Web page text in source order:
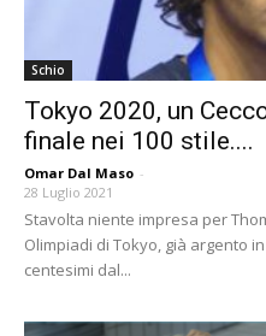
Schio
Tokyo 2020, un
finale nei 100 stile....
Omar Dal Maso -
28 Luglio 2021
Stavolta niente impresa per
Olimpiadi di Tokyo, già argento
centesimi dal...